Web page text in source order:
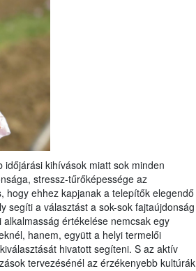
kihívások miatt sok minden
stressz-tűrőképessége az
hogy ehhez kapjanak a telepítők elegendő
segíti a választást a sok-sok fajtaújdonság
értékelése nemcsak egy
hanem, együtt a helyi termelői
hivatott segíteni. S az aktív
tervezésénél az érzékenyebb kultúrák